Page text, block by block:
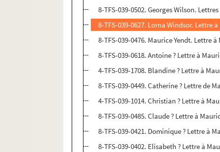
8-TFS-039-0502. Georges Wilson.
8-TFS-039-0627. Lorna Windsor. Lettre
8-TFS-039-0476. Maurice Yendt. Lettre
8-TFS-039-0618. Antoine ? Lettre à
4-TFS-039-1708. Blandine ? Lettre à
8-TFS-039-0449. Catherine ? Lettre de
4-TFS-039-1014. Christian ? Lettre à
8-TFS-039-0485. Claude ? Lettre à
8-TFS-039-0421. Dominique ? Lettre à
8-TFS-039-0402. Elisabeth ? Lettre à